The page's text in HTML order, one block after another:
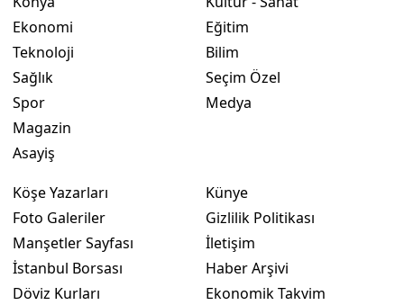
Aksaray
Karaman
Ardahan
Ekonomi
Teknoloji
Sağlık
Spor
Magazin
Asayiş
Eğitim
Bilim
Seçim Özel
Medya
Köşe Yazarları
Foto Galeriler
Manşetler Sayfası
İstanbul Borsası
Döviz Kurları
Künye
Gizlilik Politikası
İletişim
Haber Arşivi
Ekonomik Takvim